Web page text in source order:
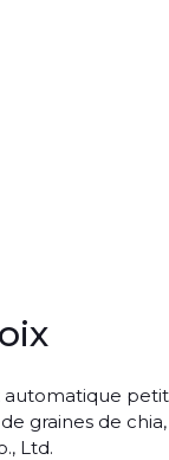
graines de
Ltd.